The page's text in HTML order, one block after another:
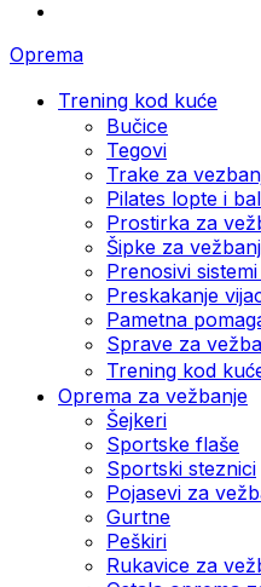
Oprema
Trening kod kuće
Bučice
Tegovi
Trake za
Pilates lopte i
Prostirka za
Šipke za
Prenosivi
Preskakanje
Pametna
Sprave za
Trening kod
Oprema za vežbanje
Šejkeri
Sportske flaše
Sportski steznici
Pojasevi za
Gurtne
Peškiri
Rukavice za